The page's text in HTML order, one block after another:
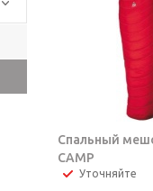
Спальный
CAMP
Уточняйте